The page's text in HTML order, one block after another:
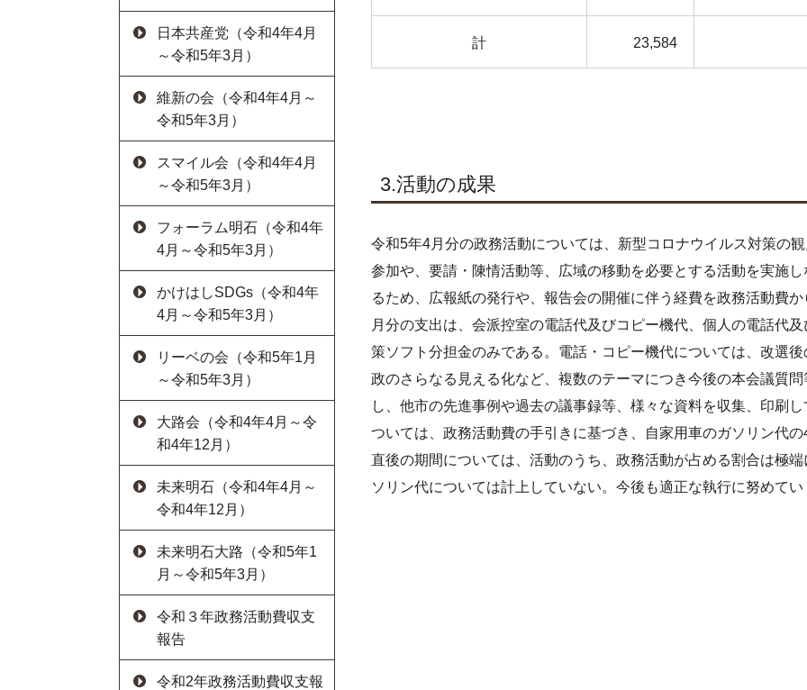
日本共産党（令和4年4月
～令和5年3月）
維新の会（令和4年4月～
令和5年3月）
スマイル会（令和4年4月
～令和5年3月）
フォーラム明石（令和4年
4月～令和5年3月）
かけはしSDGs（令和4年
4月～令和5年3月）
リーベの会（令和5年1月
～令和5年3月）
大路会（令和4年4月～令
和4年12月）
未来明石（令和4年4月～
令和4年12月）
未来明石大路（令和5年1
月～令和5年3月）
令和３年政務活動費収支
報告
令和2年政務活動費収支報
計 23,584
3.活動の成果
令和5年4月分の政務活動については、新型コロナウイルス対策の
参加や、要請・陳情活動等、広域の移動を必要とする活動を実施
るため、広報紙の発行や、報告会の開催に伴う経費を政務活動費
月分の支出は、会派控室の電話代及びコピー機代、個人の電話代
策ソフト分担金のみである。電話・コピー機代については、改選
政のさらなる見える化など、複数のテーマにつき今後の本会議質
し、他市の先進事例や過去の議事録等、様々な資料を収集、印刷
ついては、政務活動費の手引きに基づき、自家用車のガソリン代
直後の期間については、活動のうち、政務活動が占める割合は極
ソリン代については計上していない。今後も適正な執行に努めてい